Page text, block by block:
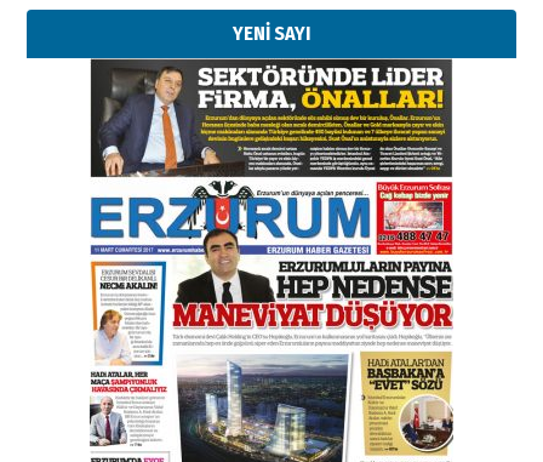
YENİ SAYI
Esat BİNDESEN
Başkan Sekmen’den Erzurum’a
bir vizyon proje daha!
02 Ağustos 2026 Pazar
Kadir SABUNCUOĞLU
Erzurumspor’un köşe taşları
29 Haziran 2026 Pazartesi